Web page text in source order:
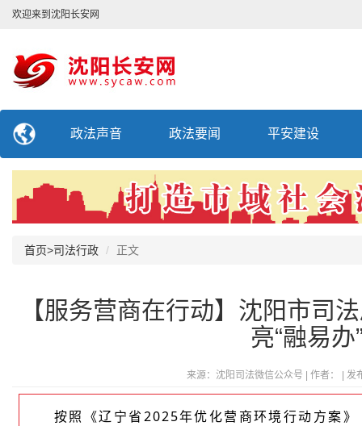
欢迎来到沈阳长安网
政法声音 政法要闻 平安建设
首页>司法行政 正文
【服务营商在行动】沈阳市司
亮“融易办
来源：沈阳司法微信公众号 | 作者： |
按照《辽宁省2025年优化营商环境行动方案